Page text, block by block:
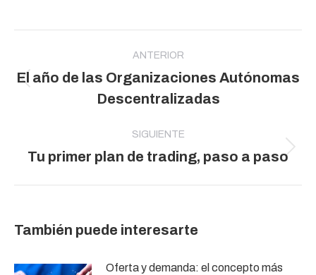
publicaciones
ANTERIOR
Publicación
anterior:
El año de las Organizaciones Autónomas
Descentralizadas
SIGUIENTE
Publicación
Tu primer plan de trading, paso a paso
También puede interesarte
Oferta y demanda: el concepto más